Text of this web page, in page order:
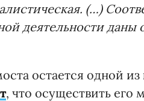
(…)
деятельности
остается одной из
, что осуществить его